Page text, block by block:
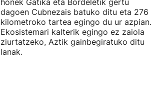
honek Gatika eta Bordeletik gertu
dagoen Cubnezais batuko ditu eta 276
kilometroko tartea egingo du ur azpian.
Ekosistemari kalterik egingo ez zaiola
ziurtatzeko, Aztik gainbegiratuko ditu
lanak.